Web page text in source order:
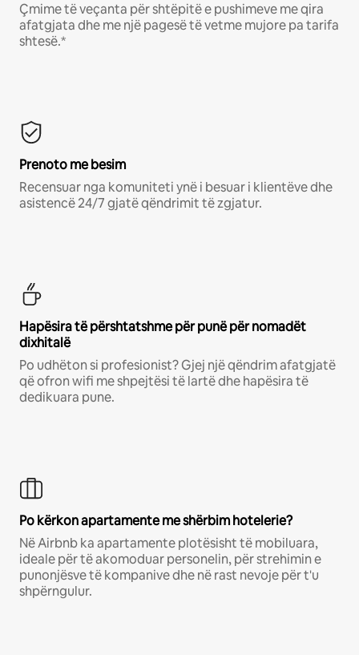
Çmime të veçanta për shtëpitë e pushimeve me qira
afatgjata dhe me një pagesë të vetme mujore pa tarifa
shtesë.*
Prenoto me besim
Recensuar nga komuniteti ynë i besuar i klientëve dhe
asistencë 24/7 gjatë qëndrimit të zgjatur.
Hapësira të përshtatshme për punë për nomadët
dixhitalë
Po udhëton si profesionist? Gjej një qëndrim afatgjatë
që ofron wifi me shpejtësi të lartë dhe hapësira të
dedikuara pune.
Po kërkon apartamente me shërbim hotelerie?
Në Airbnb ka apartamente plotësisht të mobiluara,
ideale për të akomoduar personelin, për strehimin e
punonjësve të kompanive dhe në rast nevoje për t'u
shpërngulur.